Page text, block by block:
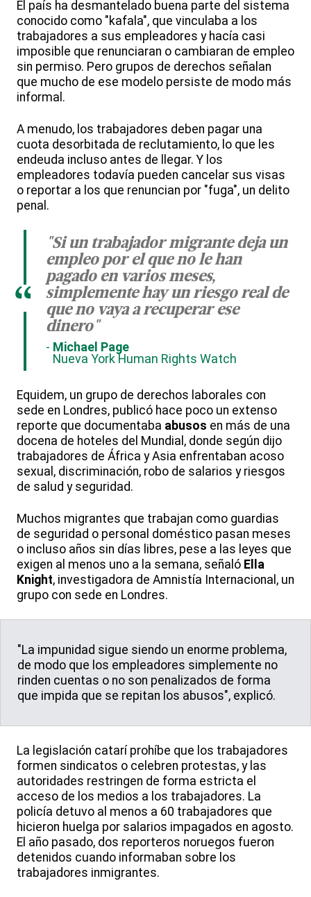
El país ha desmantelado buena parte del sistema
conocido como "kafala", que vinculaba a los
trabajadores a sus empleadores y hacía casi
imposible que renunciaran o cambiaran de empleo
sin permiso. Pero grupos de derechos señalan
que mucho de ese modelo persiste de modo más
informal.
A menudo, los trabajadores deben pagar una
cuota desorbitada de reclutamiento, lo que les
endeuda incluso antes de llegar. Y los
empleadores todavía pueden cancelar sus visas
o reportar a los que renuncian por "fuga", un delito
penal.
"Si un trabajador migrante deja un
empleo por el que no le han
pagado en varios meses,
simplemente hay un riesgo real de
que no vaya a recuperar ese
dinero"
Michael Page
Nueva York Human Rights Watch
“
Equidem, un grupo de derechos laborales con
sede en Londres, publicó hace poco un extenso
reporte que documentaba abusos en más de una
docena de hoteles del Mundial, donde según dijo
trabajadores de África y Asia enfrentaban acoso
sexual, discriminación, robo de salarios y riesgos
de salud y seguridad.
Muchos migrantes que trabajan como guardias
de seguridad o personal doméstico pasan meses
o incluso años sin días libres, pese a las leyes que
exigen al menos uno a la semana, señaló Ella
Knight, investigadora de Amnistía Internacional, un
grupo con sede en Londres.
"La impunidad sigue siendo un enorme problema,
de modo que los empleadores simplemente no
rinden cuentas o no son penalizados de forma
que impida que se repitan los abusos", explicó.
La legislación catarí prohíbe que los trabajadores
formen sindicatos o celebren protestas, y las
autoridades restringen de forma estricta el
acceso de los medios a los trabajadores. La
policía detuvo al menos a 60 trabajadores que
hicieron huelga por salarios impagados en agosto.
El año pasado, dos reporteros noruegos fueron
detenidos cuando informaban sobre los
trabajadores inmigrantes.